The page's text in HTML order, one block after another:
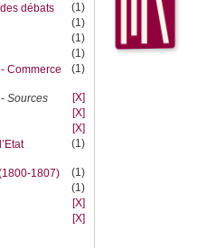
débats
(1)
(1)
(1)
(1)
Commerce
(1)
Sources
[X]
[X]
[X]
(1)
1807)
(1)
(1)
[X]
[X]